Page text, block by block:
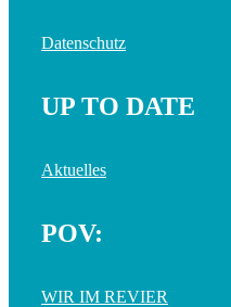
Datenschutz
UP TO DATE
Aktuelles
POV:
WIR IM REVIER